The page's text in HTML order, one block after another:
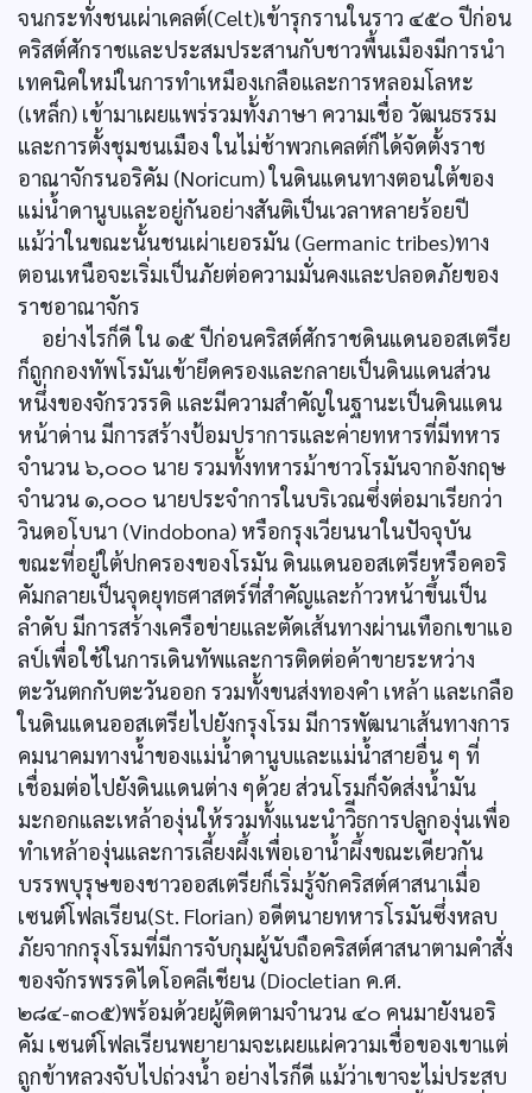
จนกระทั่งชนเผ่าเคลต์(Celt)เข้ารุกรานในราว ๔๕๐ ปีก่อน
คริสต์ศักราชและประสมประสานกับชาวพื้นเมืองมีการนำ
เทคนิคใหม่ในการทำเหมืองเกลือและการหลอมโลหะ
(เหล็ก) เข้ามาเผยแพร่รวมทั้งภาษา ความเชื่อ วัฒนธรรม
และการตั้งชุมชนเมือง ในไม่ช้าพวกเคลต์ก็ได้จัดตั้งราช
อาณาจักรนอริคัม (Noricum) ในดินแดนทางตอนใต้ของ
แม่น้ำดานูบและอยู่กันอย่างสันติเป็นเวลาหลายร้อยปี
แม้ว่าในขณะนั้นชนเผ่าเยอรมัน (Germanic tribes)ทาง
ตอนเหนือจะเริ่มเป็นภัยต่อความมั่นคงและปลอดภัยของ
ราชอาณาจักร
อย่างไรก็ดี ใน ๑๕ ปีก่อนคริสต์ศักราชดินแดนออสเตรีย
ก็ถูกกองทัพโรมันเข้ายึดครองและกลายเป็นดินแดนส่วน
หนึ่งของจักรวรรดิ และมีความสำคัญในฐานะเป็นดินแดน
หน้าด่าน มีการสร้างป้อมปราการและค่ายทหารที่มีทหาร
จำนวน ๖,๐๐๐ นาย รวมทั้งทหารม้าชาวโรมันจากอังกฤษ
จำนวน ๑,๐๐๐ นายประจำการในบริเวณซึ่งต่อมาเรียกว่า
วินดอโบนา (Vindobona) หรือกรุงเวียนนาในปัจจุบัน
ขณะที่อยู่ใต้ปกครองของโรมัน ดินแดนออสเตรียหรือคอริ
คัมกลายเป็นจุดยุทธศาสตร์ที่สำคัญและก้าวหน้าขึ้นเป็น
ลำดับ มีการสร้างเครือข่ายและตัดเส้นทางผ่านเทือกเขาแอ
ลป์เพื่อใช้ในการเดินทัพและการติดต่อค้าขายระหว่าง
ตะวันตกกับตะวันออก รวมทั้งขนส่งทองคำ เหล้า และเกลือ
ในดินแดนออสเตรียไปยังกรุงโรม มีการพัฒนาเส้นทางการ
คมนาคมทางน้ำของแม่น้ำดานูบและแม่น้ำสายอื่น ๆ ที่
เชื่อมต่อไปยังดินแดนต่าง ๆด้วย ส่วนโรมก็จัดส่งน้ำมัน
มะกอกและเหล้าองุ่นให้รวมทั้งแนะนำวิีธการปลูกองุ่นเพื่อ
ทำเหล้าองุ่นและการเลี้ยงผึ้งเพื่อเอาน้ำผึ้งขณะเดียวกัน
บรรพบุรุษของชาวออสเตรียก็เริ่มรู้จักคริสต์ศาสนาเมื่อ
เซนต์โฟลเรียน(St. Florian) อดีตนายทหารโรมันซึ่งหลบ
ภัยจากกรุงโรมที่มีการจับกุมผู้นับถือคริสต์ศาสนาตามคำสั่ง
ของจักรพรรดิไดโอคลีเชียน (Diocletian ค.ศ.
๒๘๔-๓๐๕)พร้อมด้วยผู้ติดตามจำนวน ๔๐ คนมายังนอริ
คัม เซนต์โฟลเรียนพยายามจะเผยแผ่ความเชื่อของเขาแต่
ถูกข้าหลวงจับไปถ่วงน้ำ อย่างไรก็ดี แม้ว่าเขาจะไม่ประสบ